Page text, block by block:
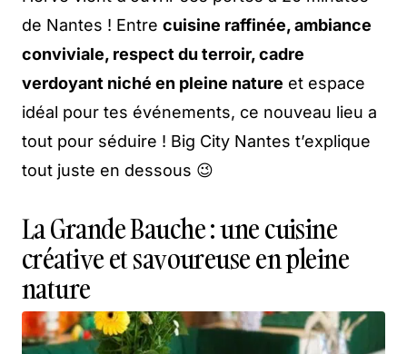
de Nantes ! Entre cuisine raffinée, ambiance
conviviale, respect du terroir, cadre
verdoyant niché en pleine nature et espace
idéal pour tes événements, ce nouveau lieu a
tout pour séduire ! Big City Nantes t’explique
tout juste en dessous 😉
La Grande Bauche : une cuisine
créative et savoureuse en pleine
nature